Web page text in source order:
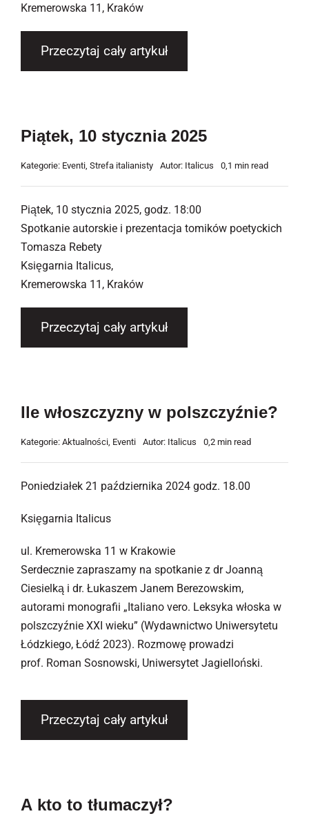
Kremerowska 11, Kraków
Przeczytaj cały artykuł
Piątek, 10 stycznia 2025
Kategorie: Eventi, Strefa italianisty Autor: Italicus 0,1 min read
Piątek, 10 stycznia 2025, godz. 18:00
Spotkanie autorskie i prezentacja tomików poetyckich
Tomasza Rebety
Księgarnia Italicus,
Kremerowska 11, Kraków
Przeczytaj cały artykuł
Ile włoszczyzny w polszczyźnie?
Kategorie: Aktualności, Eventi Autor: Italicus 0,2 min read
Poniedziałek 21 października 2024 godz. 18.00
Księgarnia Italicus
ul. Kremerowska 11 w Krakowie
Serdecznie zapraszamy na spotkanie z dr Joanną
Ciesielką i dr. Łukaszem Janem Berezowskim,
autorami monografii „Italiano vero. Leksyka włoska w
polszczyźnie XXI wieku” (Wydawnictwo Uniwersytetu
Łódzkiego, Łódź 2023). Rozmowę prowadzi
prof. Roman Sosnowski, Uniwersytet Jagielloński.
Przeczytaj cały artykuł
A kto to tłumaczył?